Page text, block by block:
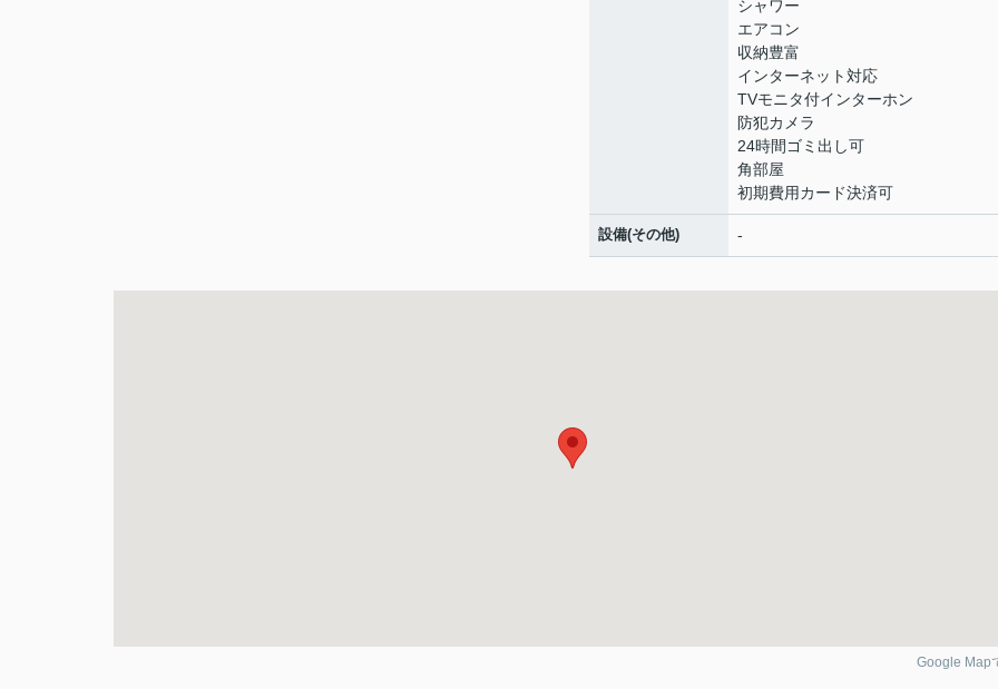
シャワー
エアコン
収納豊富
インターネット対応
TVモニタ付インターホン
防犯カメラ
24時間ゴミ出し可
角部屋
初期費用カード決済可
設備(その他) -
Google Map